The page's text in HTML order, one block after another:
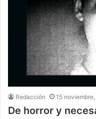
Redacción 15
De horror y